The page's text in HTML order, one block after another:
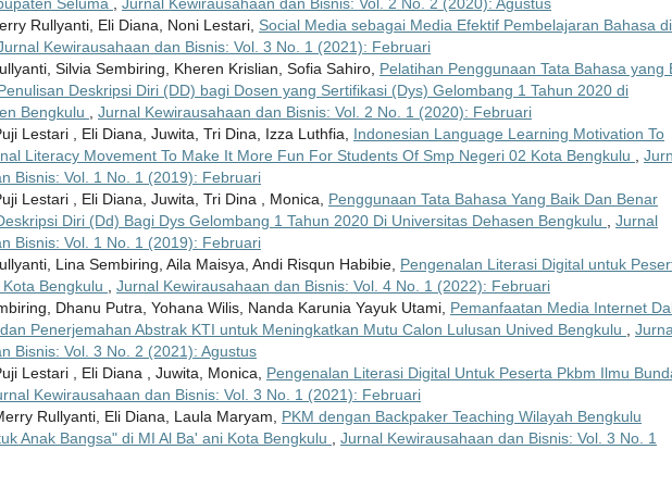
Seluma , Jurnal Kewirausahaan dan Bisnis: Vol. 2 No. 2 (2020): Agustus
Rullyanti, Eli Diana, Noni Lestari, Social Media sebagai Media Efektif Pembelajaran Bahasa
Kewirausahaan dan Bisnis: Vol. 3 No. 1 (2021): Februari
Silvia Sembiring, Kheren Krislian, Sofia Sahiro, Pelatihan Penggunaan Tata Bahasa yang
Deskripsi Diri (DD) bagi Dosen yang Sertifikasi (Dys) Gelombang 1 Tahun 2020 di
Bengkulu , Jurnal Kewirausahaan dan Bisnis: Vol. 2 No. 1 (2020): Februari
Lestari , Eli Diana, Juwita, Tri Dina, Izza Luthfia, Indonesian Language Learning Motivation To
Literacy Movement To Make It More Fun For Students Of Smp Negeri 02 Kota Bengkulu ,
Bisnis: Vol. 1 No. 1 (2019): Februari
Lestari , Eli Diana, Juwita, Tri Dina , Monica, Penggunaan Tata Bahasa Yang Baik Dan Benar
Diri (Dd) Bagi Dys Gelombang 1 Tahun 2020 Di Universitas Dehasen Bengkulu , Jurnal
Bisnis: Vol. 1 No. 1 (2019): Februari
Lina Sembiring, Aila Maisya, Andi Risqun Habibie, Pengenalan Literasi Digital untuk
Bengkulu , Jurnal Kewirausahaan dan Bisnis: Vol. 4 No. 1 (2022): Februari
Dhanu Putra, Yohana Wilis, Nanda Karunia Yayuk Utami, Pemanfaatan Media Internet
Penerjemahan Abstrak KTI untuk Meningkatkan Mutu Calon Lulusan Unived Bengkulu ,
Bisnis: Vol. 3 No. 2 (2021): Agustus
Lestari , Eli Diana , Juwita, Monica, Pengenalan Literasi Digital Untuk Peserta Pkbm Ilmu
Kewirausahaan dan Bisnis: Vol. 3 No. 1 (2021): Februari
Rullyanti, Eli Diana, Laula Maryam, PKM dengan Backpaker Teaching Wilayah Bengkulu
Anak Bangsa" di MI Al Ba' ani Kota Bengkulu , Jurnal Kewirausahaan dan Bisnis: Vol. 3 No. 1